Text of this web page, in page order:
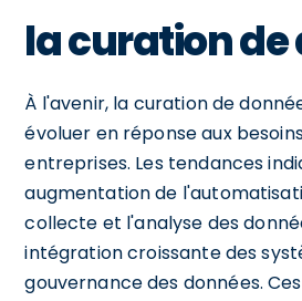
la curation de
À l'avenir, la curation de
évoluer en réponse aux
entreprises. Les tendances
augmentation de
collecte et l'analyse des
intégration croissante des
gouvernance des données.